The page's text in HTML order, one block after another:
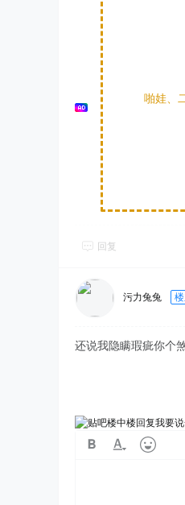
啪娃、
回复
污力兔兔
还说我隐瞒瑕疵你个
我要